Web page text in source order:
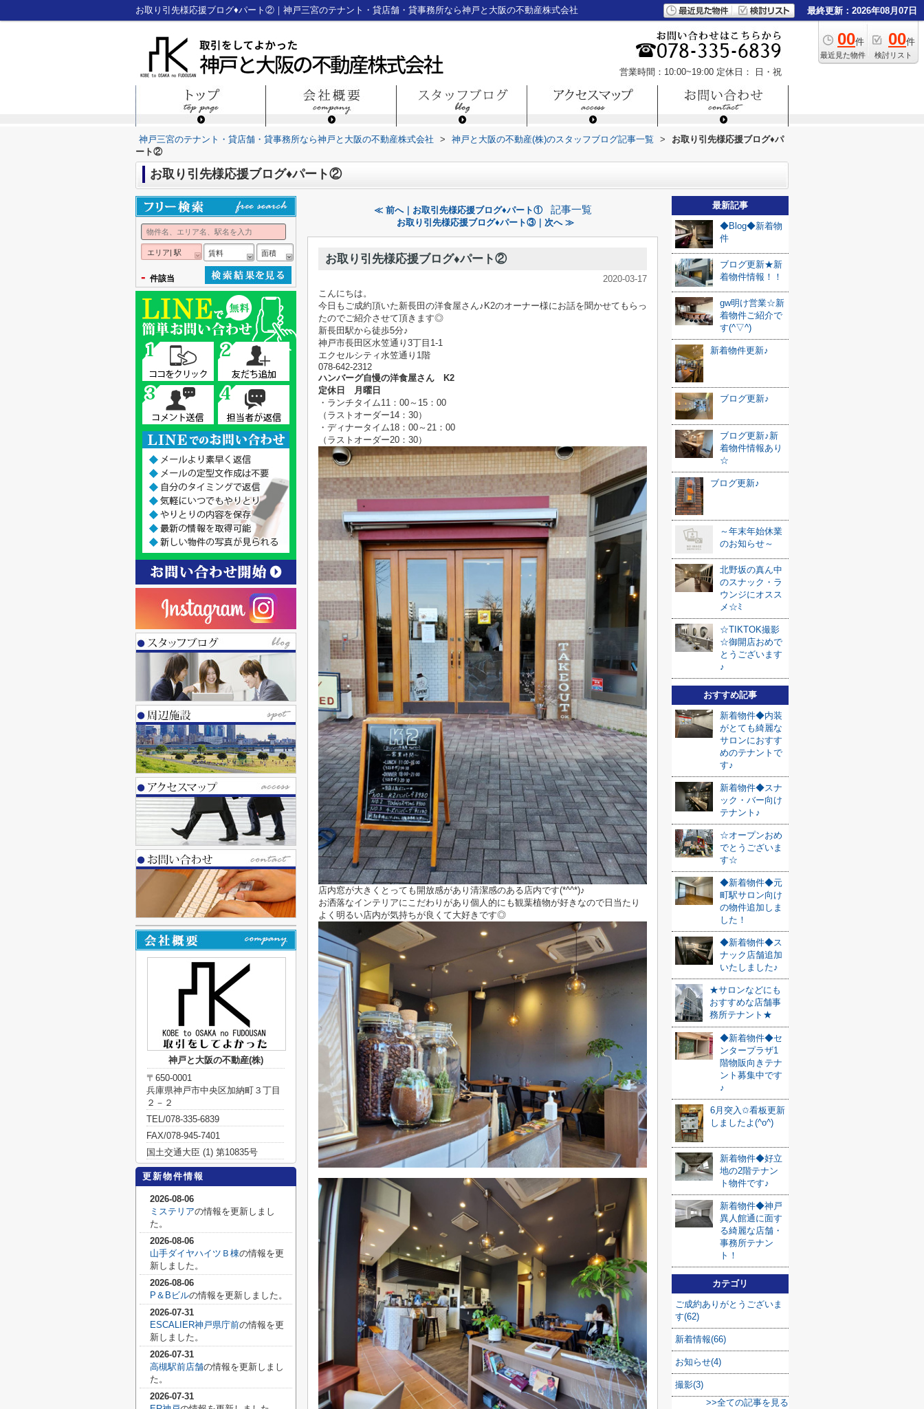
お取り引先様応援ブログ♦パート②｜神戸三宮のテナント・貸店舗・貸事務所なら神戸と大阪の不動産株式会社 最終更新：2026年08月07日
00件
最近見た物件
00件
検討リスト
営業時間：10:00~19:00 定休日： 日・祝
神戸三宮のテナント・貸店舗・貸事務所なら神戸と大阪の不動産株式会社 > 神戸と大阪の不動産(株)のスタッフブログ記事一覧 >
お取り引先様応援ブログ♦パ
ート②
お取り引先様応援ブログ♦パート②
≪ 前へ｜お取引先様応援ブログ♦パート① 記事一覧
お取り引先様応援ブログ♦パート③｜次へ ≫
お取り引先様応援ブログ♦パート②
2020-03-17
こんにちは。
今日もご成約頂いた新長田の洋食屋さん♪K2のオーナー様にお話を聞かせてもらっ
たのでご紹介させて頂きます◎
新長田駅から徒歩5分♪
神戸市長田区水笠通り3丁目1-1
エクセルシティ水笠通り1階
078-642-2312
ハンバーグ自慢の洋食屋さん K2
定休日 月曜日
・ランチタイム11：00～15：00
（ラストオーダー14：30）
・ディナータイム18：00～21：00
（ラストオーダー20：30）
店内窓が大きくとっても開放感があり清潔感のある店内です(*^^*)♪
お洒落なインテリアにこだわりがあり個人的にも観葉植物が好きなので日当たり
よく明るい店内が気持ちが良くて大好きです◎
最新記事
◆Blog◆新着物
件
ブログ更新★新
着物件情報！！
gw明け営業☆新
着物件ご紹介で
す(^▽^)
新着物件更新♪
ブログ更新♪
ブログ更新♪新
着物件情報あり
☆
ブログ更新♪
～年末年始休業
のお知らせ～
北野坂の真ん中
のスナック・ラ
ウンジにオスス
メ☆ﾐ
☆TIKTOK撮影
☆御開店おめで
とうございます
♪
おすすめ記事
新着物件◆内装
がとても綺麗な
サロンにおすす
めのテナントで
す♪
新着物件◆スナ
ック・バー向け
テナント♪
☆オープンおめ
でとうございま
す☆
◆新着物件◆元
町駅サロン向け
の物件追加しま
した！
◆新着物件◆ス
ナック店舗追加
いたしました♪
★サロンなどにも
おすすめな店舗事
務所テナント★
◆新着物件◆セ
ンタープラザ1
階物販向きテナ
ント募集中です
♪
6月突入✩看板更新
しましたよ(^o^)
新着物件◆好立
地の2階テナン
ト物件です♪
新着物件◆神戸
異人館通に面す
る綺麗な店舗・
事務所テナン
ト！
カテゴリ
ご成約ありがとうございま
す(62)
新着情報(66)
お知らせ(4)
撮影(3)
>>全ての記事を見る
エリア| 駅 賃料 面積
- 件該当
神戸と大阪の不動産(株)
〒650-0001
兵庫県神戸市中央区加納町３丁目
２－２
TEL/078-335-6839
FAX/078-945-7401
国土交通大臣 (1) 第10835号
更新物件情報
2026-08-06
ミステリアの情報を更新しまし
た。
2026-08-06
山手ダイヤハイツＢ棟の情報を更
新しました。
2026-08-06
P＆Bビルの情報を更新しました。
2026-07-31
ESCALIER神戸県庁前の情報を更
新しました。
2026-07-31
高槻駅前店舗の情報を更新しまし
た。
2026-07-31